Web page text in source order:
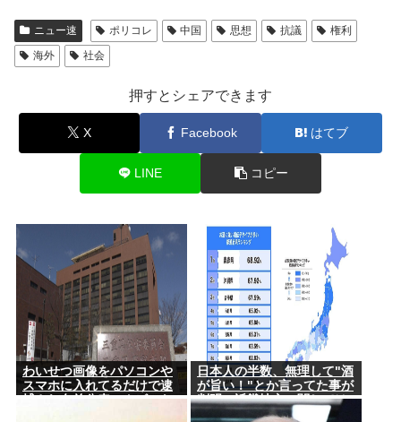
ニュー速 ポリコレ 中国 思想 抗議
権利
海外
社会
押すとシェアできます
X Facebook はてブ
LINE コピー
わいせつ画像をパソコンや
スマホに入れてるだけで逮
捕され名前公表、クビにな
日本人の半数、無理して"酒
が旨い！"とか言ってた事が
判明。近畿地方に関しては6
割が下戸